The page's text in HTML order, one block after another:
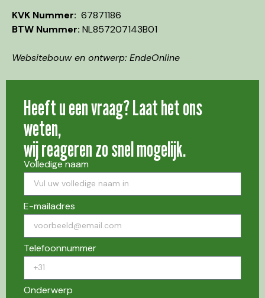
KVK Nummer: 67871186
BTW Nummer: NL857207143B01
Websitebouw en ontwerp: EndeOnline
Heeft u een vraag? Laat het ons
weten,
wij reageren zo snel mogelijk.
Volledige naam
E-mailadres
Telefoonnummer
Onderwerp